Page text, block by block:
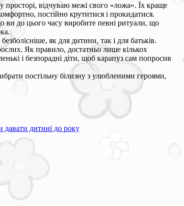
просторі, відчуваю межі свого «ложа». Їх краще
постійно крутитися і прокидатися.
до цього часу виробите певні ритуали, що
як для дитини, так і для батьків.
Як правило, достатньо лише кількох
і безпорадні діти, щоб карапуз сам попросив
постільну білизну з улюбленими героями,
давати дитині до року